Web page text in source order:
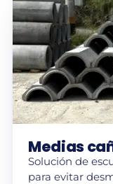
Medias
Solución de
para evitar